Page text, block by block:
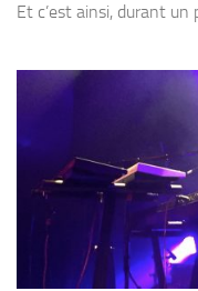
Et c’est ainsi, durant un